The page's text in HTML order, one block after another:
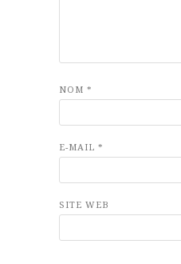
NOM *
E-MAIL *
SITE WEB